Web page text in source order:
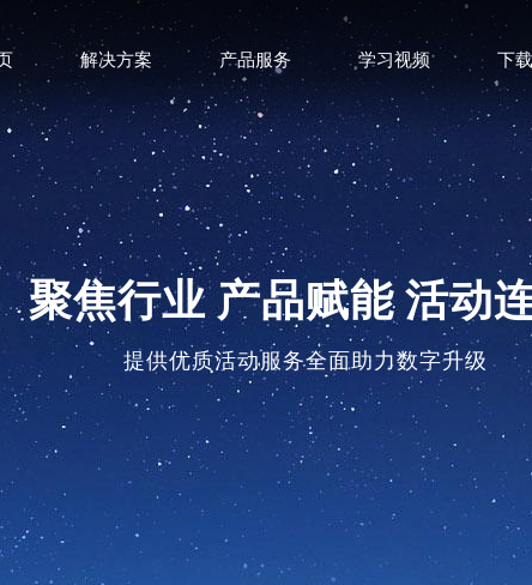
聚焦行业 产品赋能 活动
解决方案 产品服务 学习视频 下
提供优质活动服务全面助力数字升级